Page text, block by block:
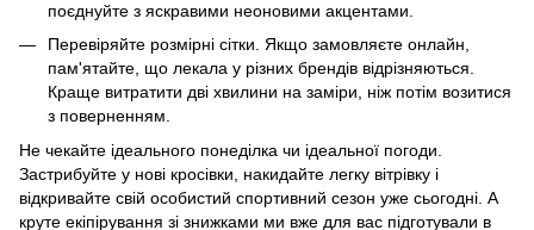
поєднуйте з яскравими неоновими акцентами.
Перевіряйте розмірні сітки. Якщо замовляєте онлайн,
пам'ятайте, що лекала у різних брендів відрізняються.
Краще витратити дві хвилини на заміри, ніж потім возитися
з поверненням.
Не чекайте ідеального понеділка чи ідеальної погоди.
Застрибуйте у нові кросівки, накидайте легку вітрівку і
відкривайте свій особистий спортивний сезон уже сьогодні. А
круте екіпірування зі знижками ми вже для вас підготували в